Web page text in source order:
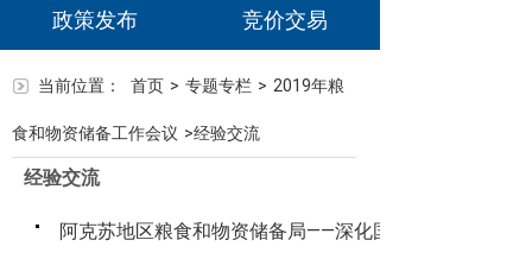
政策发布 竞价交易
当前位置： 首页 > 专题专栏 > 2019年粮
食和物资储备工作会议 >经验交流
经验交流
阿克苏地区粮食和物资储备局——深化国有粮食企业改革